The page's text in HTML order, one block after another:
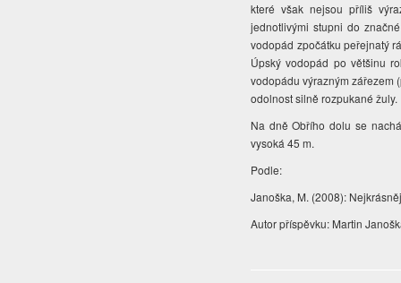
které však nejsou příliš
jednotlivými stupni do
vodopád zpočátku peřejnatý
Úpský vodopád po většinu
vodopádu výrazným zářezem
odolnost silně rozpukané
Na dně Obřího dolu se
vysoká 45 m.
Podle:
Janoška, M. (2008):
Autor příspěvku: Martin